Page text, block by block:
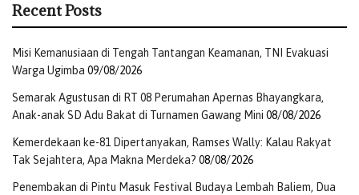
Recent Posts
Misi Kemanusiaan di Tengah Tantangan Keamanan, TNI Evakuasi
Warga Ugimba 09/08/2026
Semarak Agustusan di RT 08 Perumahan Apernas Bhayangkara,
Anak-anak SD Adu Bakat di Turnamen Gawang Mini 08/08/2026
Kemerdekaan ke-81 Dipertanyakan, Ramses Wally: Kalau Rakyat
Tak Sejahtera, Apa Makna Merdeka? 08/08/2026
Penembakan di Pintu Masuk Festival Budaya Lembah Baliem, Dua